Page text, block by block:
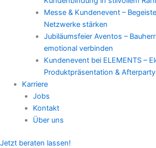
Messe & Kundenevent –
Netzwerke stärken
Jubiläumsfeier Aventos –
emotional verbinden
Kundenevent bei ELEMENTS –
Produktpräsentation &
Karriere
Jobs
Kontakt
Über uns
Jetzt beraten lassen!